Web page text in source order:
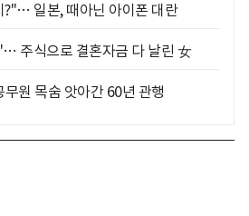
?"… 일본, 때아닌 아이폰 대란
주식으로 결혼자금 다 날린 女
원 목숨 앗아간 60년 관행